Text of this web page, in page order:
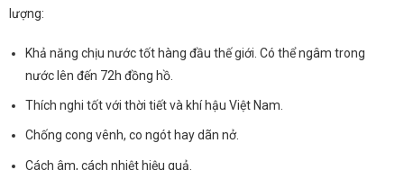
lượng:
Khả năng chịu nước tốt hàng đầu thế giới. Có thể ngâm trong
nước lên đến 72h đồng hồ.
Thích nghi tốt với thời tiết và khí hậu Việt Nam.
Chống cong vênh, co ngót hay dãn nở.
Cách âm, cách nhiệt hiệu quả.